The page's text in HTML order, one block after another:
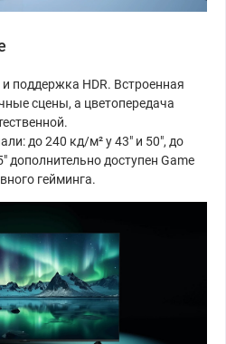
поддержка HDR. Встроенная
сцены, а цветопередача
до 240 кд/м² у 43″ и 50″, до
дополнительно доступен Game
гейминга.